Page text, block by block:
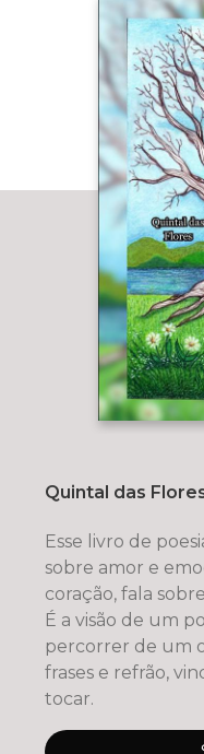
Quintal das
Esse livro de
sobre amor e
coração, fala
É a visão de um
percorrer de um
frases e refrão,
tocar.